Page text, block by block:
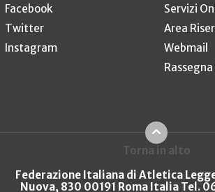
Facebook
Twitter
Instagram
Servizi
Area
Webmail
Torna in alto
Federazione Italiana di Atletica
Nuova, 830 00191 Roma Italia Tel.